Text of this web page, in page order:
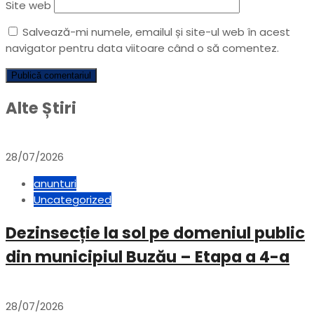
Site web
Salvează-mi numele, emailul și site-ul web în acest
navigator pentru data viitoare când o să comentez.
Alte Știri
28/07/2026
anunturi
Uncategorized
Dezinsecție la sol pe domeniul public
din municipiul Buzău – Etapa a 4-a
28/07/2026